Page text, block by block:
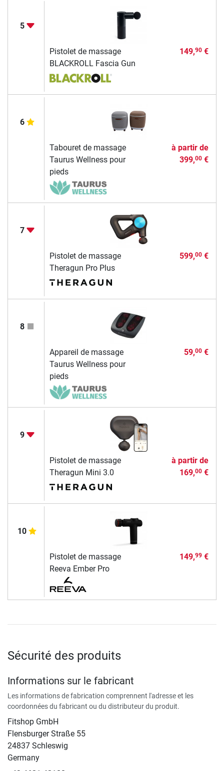
5
Pistolet de massage
BLACKROLL Fascia Gun
149,90€
6
Tabouret de massage
Taurus Wellness pour
pieds
à partir de
399,00€
7
Pistolet de massage
Theragun Pro Plus
599,00€
8
Appareil de massage
Taurus Wellness pour
pieds
59,00€
9
Pistolet de massage
Theragun Mini 3.0
à partir de
169,00€
10
Pistolet de massage
Reeva Ember Pro
149,99€
Sécurité des produits
Informations sur le fabricant
Les informations de fabrication comprennent l'adresse et les
coordonnées du fabricant ou du distributeur du produit.
Fitshop GmbH
Flensburger Straße 55
24837 Schleswig
Germany